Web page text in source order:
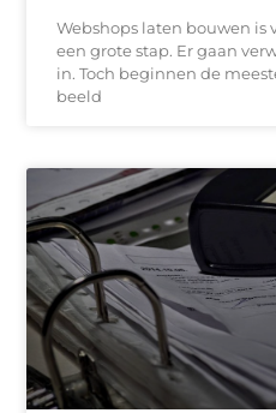
Webshops laten bouwen is
een grote stap. Er gaan
in. Toch beginnen de
beeld